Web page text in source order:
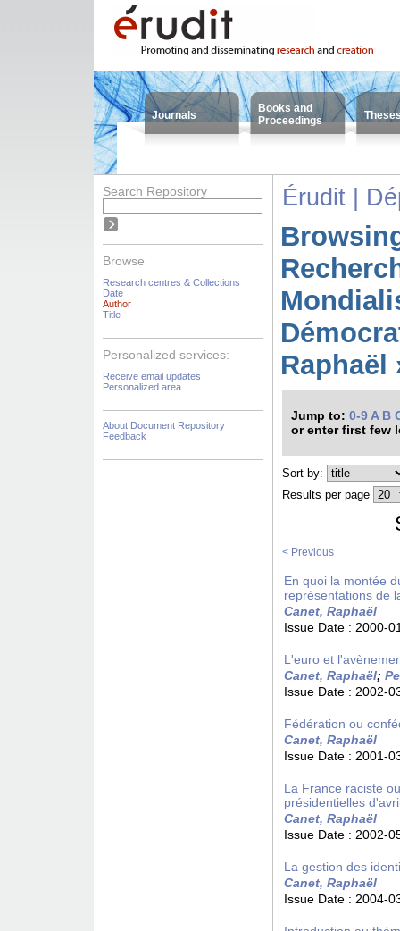
Journals
Books and
Proceedings
Search Repository
Browse
Research centres & Collections
Date
Author
Title
Personalized services:
Receive email updates
Personalized area
About Document Repository
Feedback
Érudit |
Raphaël
Jump to: 0-9 A B
or enter first few
Sort by:
Results per page
< Previous
En quoi la montée
représentations de
Canet, Raphaël
Issue Date : 2000-
L'euro et
Canet, Raphaël;
Issue Date : 2002-
Fédération ou
Canet, Raphaël
Issue Date : 2001-
La France raciste
présidentielles
Canet, Raphaël
Issue Date : 2002-
La gestion des
Canet, Raphaël
Issue Date : 2004-